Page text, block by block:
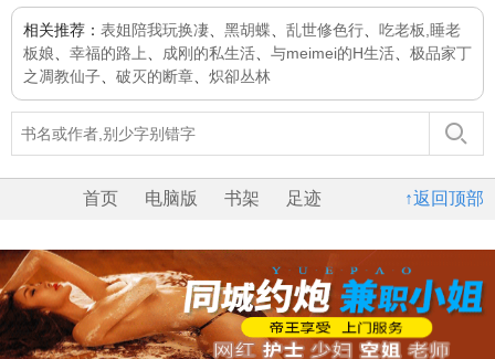
相关推荐： 表姐陪我玩换凄 黑胡蝶 乱世修色行
吃老板,睡老
板娘
幸福的路上 成刚的私生活 与meimei的H生活
极品家丁
之凋教仙子
破灭的断章 炽卻丛林
↑返回顶部
首页 电脑版 书架 足迹